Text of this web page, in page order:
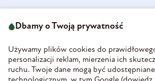
58-160 Świebodzice
REGON 890213034
INFORMACJE
Dbamy o Twoją prywatność
Używamy plików cookies do
personalizacji reklam, mierzenia ich
ruchu. Twoje dane mogą być